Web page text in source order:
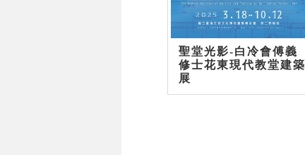
聖堂光影-白冷會傅義
修士花東現代教堂建築
展